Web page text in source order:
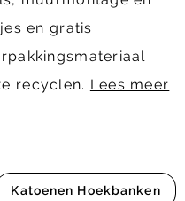
Katoenen Hoekbanken
en gratis
recyclen. Lees meer